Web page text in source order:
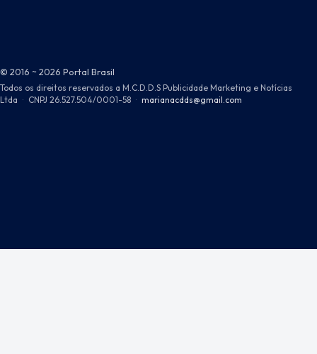
© 2016 ~ 2026 Portal Brasil
Todos os direitos reservados a M.C.D.D.S Publicidade Marketing e Notícias
Ltda · CNPJ 26.527.504/0001-58 · marianacdds@gmail.com